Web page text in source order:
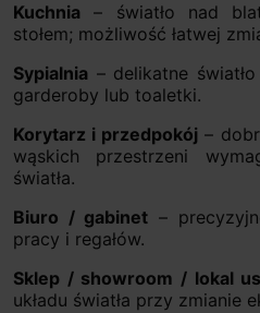
Kuchnia – światło nad
stołem; możliwość łatwej
Sypialnia – delikatne
garderoby lub toaletki.
Korytarz i przedpokój –
wąskich przestrzeni
światła.
Biuro / gabinet –
pracy i regałów.
Sklep / showroom / lokal
układu światła przy zmianie